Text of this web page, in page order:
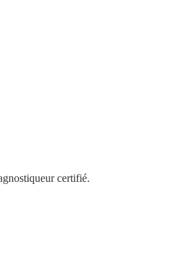
certifié.